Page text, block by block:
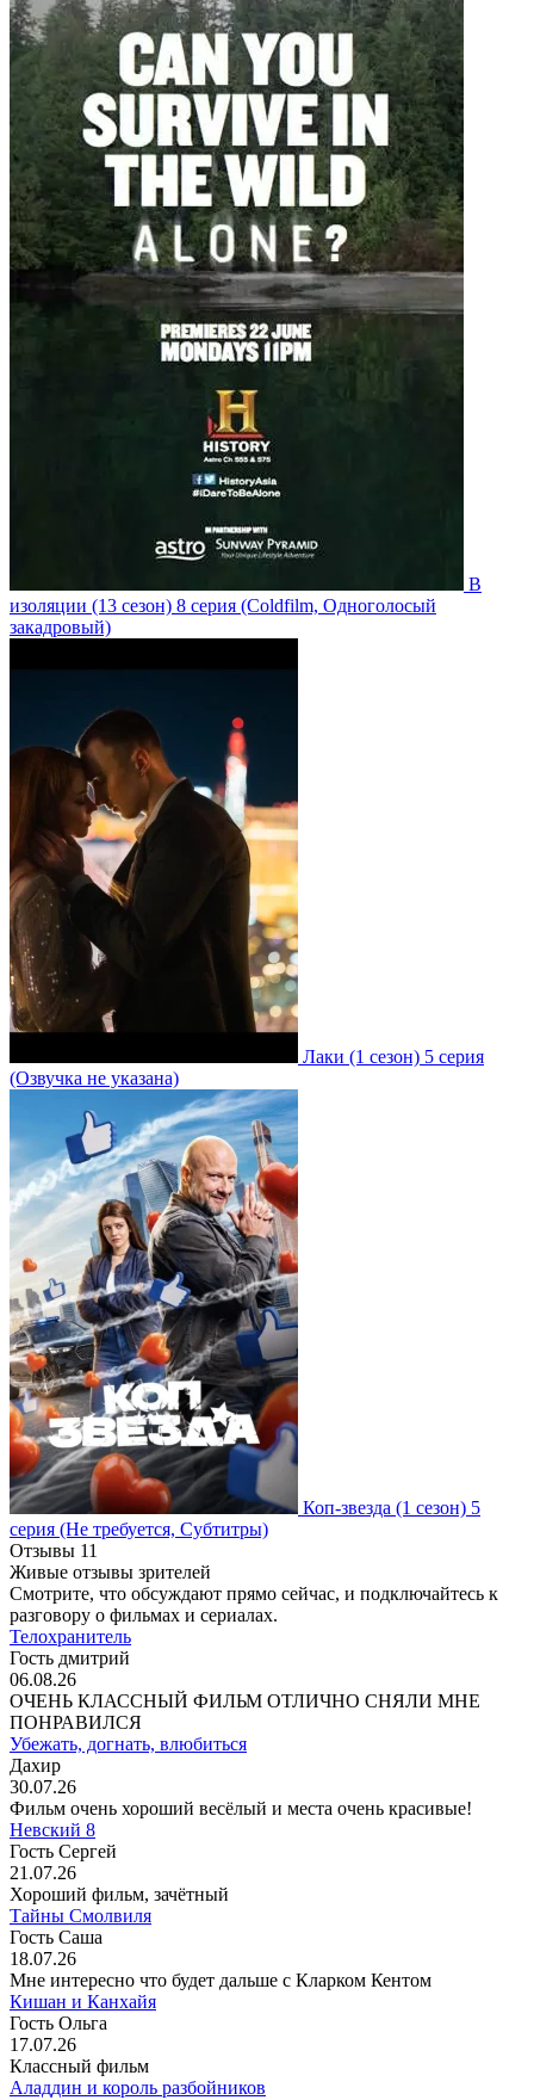
В
изоляции (13 сезон) 8 серия (Coldfilm, Одноголосый
закадровый)
Лаки (1 сезон) 5 серия
(Озвучка не указана)
Коп-звезда (1 сезон) 5
серия (Не требуется, Субтитры)
Отзывы 11
Живые отзывы зрителей
Смотрите, что обсуждают прямо сейчас, и подключайтесь к
разговору о фильмах и сериалах.
Телохранитель
Гость дмитрий
06.08.26
ОЧЕНЬ КЛАССНЫЙ ФИЛЬМ ОТЛИЧНО СНЯЛИ МНЕ
ПОНРАВИЛСЯ
Убежать, догнать, влюбиться
Дахир
30.07.26
Фильм очень хороший весёлый и места очень красивые!
Невский 8
Гость Сергей
21.07.26
Хороший фильм, зачётный
Тайны Смолвиля
Гость Саша
18.07.26
Мне интересно что будет дальше с Кларком Кентом
Кишан и Канхайя
Гость Ольга
17.07.26
Классный фильм
Аладдин и король разбойников